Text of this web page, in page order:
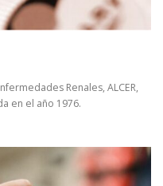
Renales, ALCER,
en el año 1976.